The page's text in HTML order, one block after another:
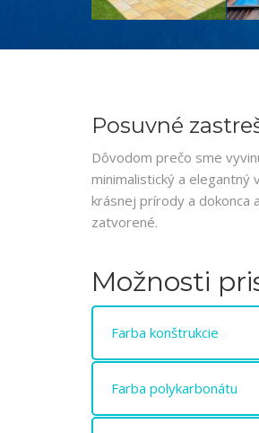
Posuvné
Dôvodom prečo sme
minimalistický a elegantný
krásnej prírody a dokonca
zatvorené.
Možnosti
Farba konštrukcie
Farba polykarbonátu